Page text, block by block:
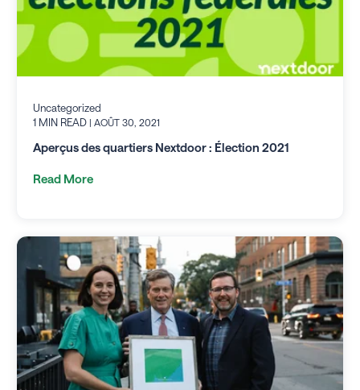
Uncategorized
1 MIN READ | AOÛT 30, 2021
Aperçus des quartiers Nextdoor : Élection 2021
Read More